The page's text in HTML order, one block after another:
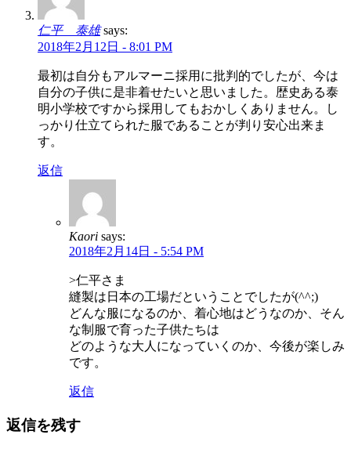
仁平 泰雄 says:
2018年2月12日 - 8:01 PM
最初は自分もアルマーニ採用に批判的でしたが、今は
自分の子供に是非着せたいと思いました。歴史ある泰
明小学校ですから採用してもおかしくありません。し
っかり仕立てられた服であることが判り安心出来ま
す。
返信
Kaori says:
2018年2月14日 - 5:54 PM
>仁平さま
縫製は日本の工場だということでしたが(^^;)
どんな服になるのか、着心地はどうなのか、そん
な制服で育った子供たちは
どのような大人になっていくのか、今後が楽しみ
です。
返信
返信を残す